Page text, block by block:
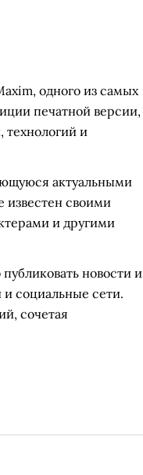
одного из самых
печатной версии,
технологий и
актуальными
известен своими
и другими
новости и
и социальные сети.
сочетая